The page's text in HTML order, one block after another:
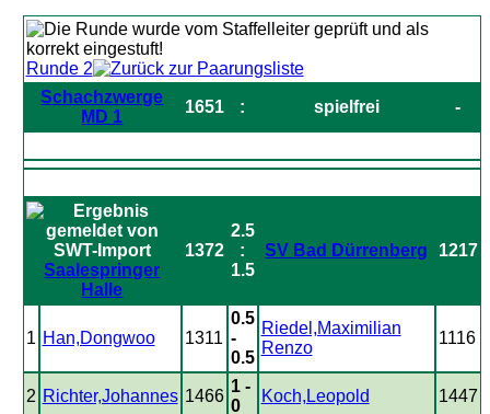
Runde 2
Schachzwerge
MD 1
1651 : spielfrei -
Saalespringer
Halle
1372
2.5
:
1.5
SV Bad Dürrenberg 1217
1 Han,Dongwoo 1311
0.5
-
0.5
Riedel,Maximilian
Renzo
1116
2 Richter,Johannes 1466
1 -
0
Koch,Leopold 1447